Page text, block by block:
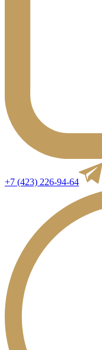
+7 (423) 226-94-64